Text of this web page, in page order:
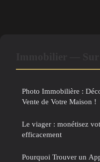
Photo Immobilière :
Vente de Votre Maison !
Le viager : monétisez
efficacement
Pourquoi Trouver un